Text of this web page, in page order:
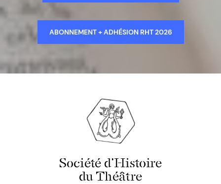
ABONNEMENT + ADHÉSION RHT 2026
Société d'Histoire
du Théâtre